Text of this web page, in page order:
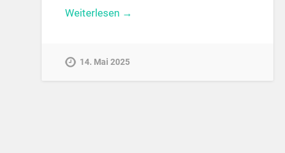
Weiterlesen →
14. Mai 2025